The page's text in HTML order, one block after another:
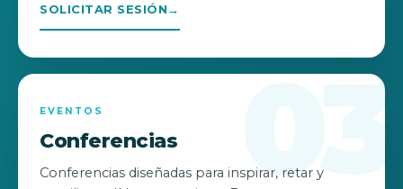
SOLICITAR SESIÓN→
03
EVENTOS
Conferencias
Conferencias diseñadas para inspirar, retar y